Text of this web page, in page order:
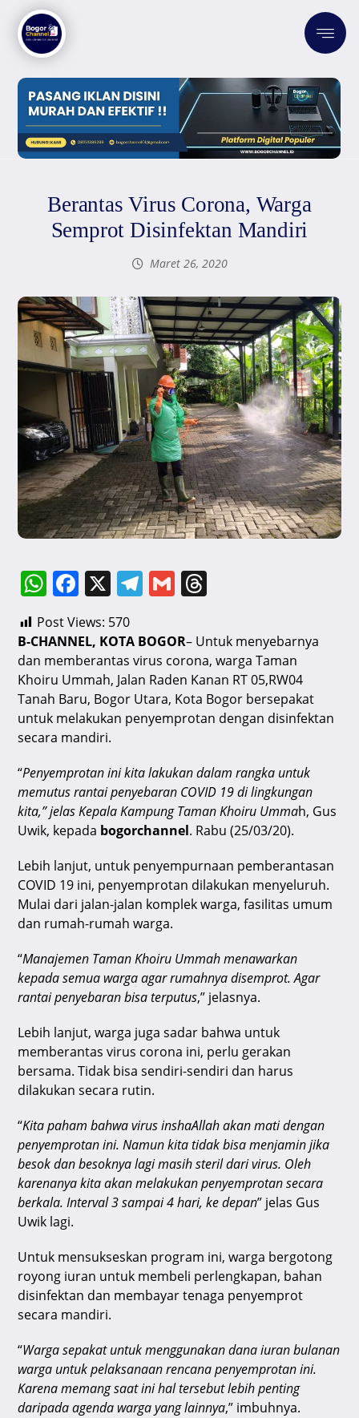
Berantas Virus Corona, Warga
Semprot Disinfektan Mandiri
Maret 26, 2020
W
h
at
s
A
p
p
F
c
e
b
o
o
k
X T
e
gr
a
m
G
ai
l
e
a
d
s
Post Views: 570
B-CHANNEL, KOTA BOGOR– Untuk menyebarnya
dan memberantas virus corona, warga Taman
Khoiru Ummah, Jalan Raden Kanan RT 05,RW04
Tanah Baru, Bogor Utara, Kota Bogor bersepakat
untuk melakukan penyemprotan dengan disinfektan
secara mandiri.
“Penyemprotan ini kita lakukan dalam rangka untuk
memutus rantai penyebaran COVID 19 di lingkungan
kita,” jelas Kepala Kampung Taman Khoiru Ummah, Gus
Uwik, kepada bogorchannel. Rabu (25/03/20).
Lebih lanjut, untuk penyempurnaan pemberantasan
COVID 19 ini, penyemprotan dilakukan menyeluruh.
Mulai dari jalan-jalan komplek warga, fasilitas umum
dan rumah-rumah warga.
“Manajemen Taman Khoiru Ummah menawarkan
kepada semua warga agar rumahnya disemprot. Agar
rantai penyebaran bisa terputus,” jelasnya.
Lebih lanjut, warga juga sadar bahwa untuk
memberantas virus corona ini, perlu gerakan
bersama. Tidak bisa sendiri-sendiri dan harus
dilakukan secara rutin.
“Kita paham bahwa virus inshaAllah akan mati dengan
penyemprotan ini. Namun kita tidak bisa menjamin jika
besok dan besoknya lagi masih steril dari virus. Oleh
karenanya kita akan melakukan penyemprotan secara
berkala. Interval 3 sampai 4 hari, ke depan” jelas Gus
Uwik lagi.
Untuk mensukseskan program ini, warga bergotong
royong iuran untuk membeli perlengkapan, bahan
disinfektan dan membayar tenaga penyemprot
secara mandiri.
“Warga sepakat untuk menggunakan dana iuran bulanan
warga untuk pelaksanaan rencana penyemprotan ini.
Karena memang saat ini hal tersebut lebih penting
daripada agenda warga yang lainnya,” imbuhnya.